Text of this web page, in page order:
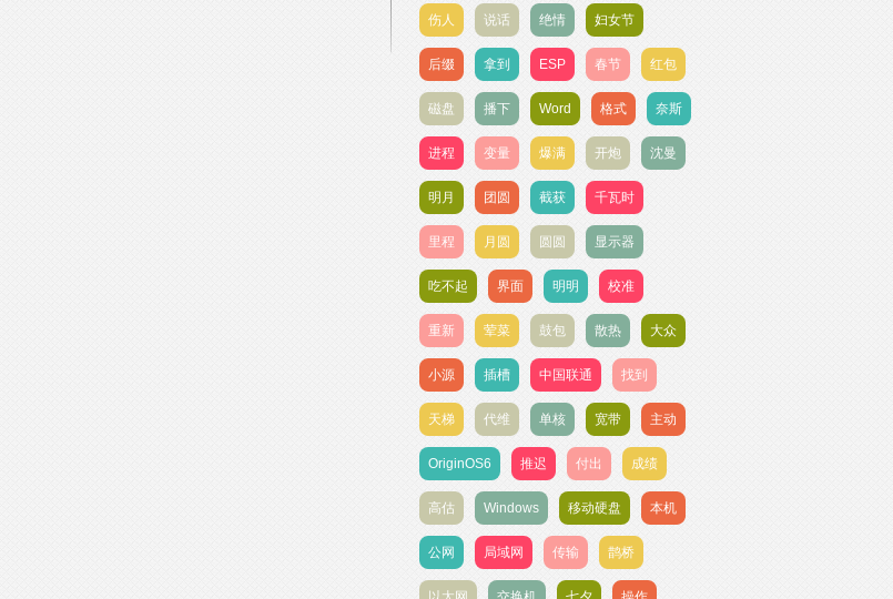
伤人 说话 绝情 妇女节
后缀 拿到 ESP 春节 红包
磁盘 播下 Word 格式 奈斯
进程 变量 爆满 开炮 沈曼
明月 团圆 截获 千瓦时
里程 月圆 圆圆 显示器
吃不起 界面 明明 校准
重新 荤菜 鼓包 散热 大众
小源 插槽 中国联通 找到
天梯 代维 单核 宽带 主动
OriginOS6 推迟 付出 成绩
高估 Windows 移动硬盘 本机
公网 局域网 传输 鹊桥